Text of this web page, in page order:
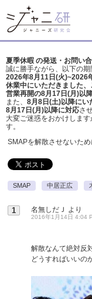
夏季休暇 の発送・お問い
誠に勝手ながら、以下の期
2026年8月11日(火)~2026
休業中にいただきました、
営業再開の8月17日(月)以
また、 8月8日(土)以降にい
8月17日(月)以降に対応さ
大変ご迷惑をおかけします
す。
SMAPを解散させないた
SMAP 中居正広
1 名無しだＪ より
2016年1月14日 4:04
解散なんて絶対反
どうすればいいの